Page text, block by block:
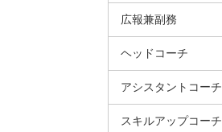
広報兼副務
ヘッドコーチ
アシスタントコーチ
スキルアップコーチ